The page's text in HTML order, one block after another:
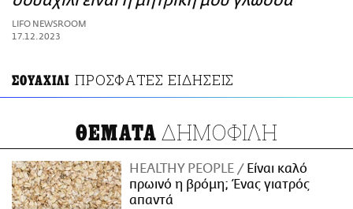
ΑΜΠΑ
PRINT
LIFO NEWSROOM
17.12.2023
ΣΟΥΑΧΙΛΙ ΠΡΟΣΦΑΤΕΣ ΕΙΔΗΣΕΙΣ
ΘΕΜΑΤΑ ΔΗΜΟΦΙΛΗ
HEALTHY PEOPLE
Είναι καλό
πρωινό η βρόμη; Ένας γιατρός
απαντά